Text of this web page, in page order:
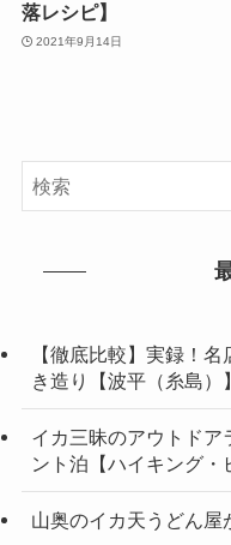
落レシピ】
2021年9月14日
【徹底比較】実録！
き造り【波平（糸島）】
イカ三昧のアウトドア
ント泊【ハイキング・
山奥のイカ天うどん屋